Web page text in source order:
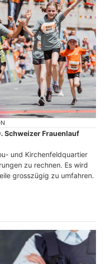
Schweizer Frauenlauf
und Kirchenfeldquartier
zu rechnen. Es wird
grosszügig zu umfahren.